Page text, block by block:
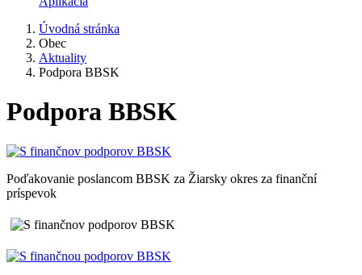
Úvodná stránka
Obec
Aktuality
Podpora BBSK
Podpora BBSK
Poďakovanie poslancom BBSK za Žiarsky okres za finanční
príspevok